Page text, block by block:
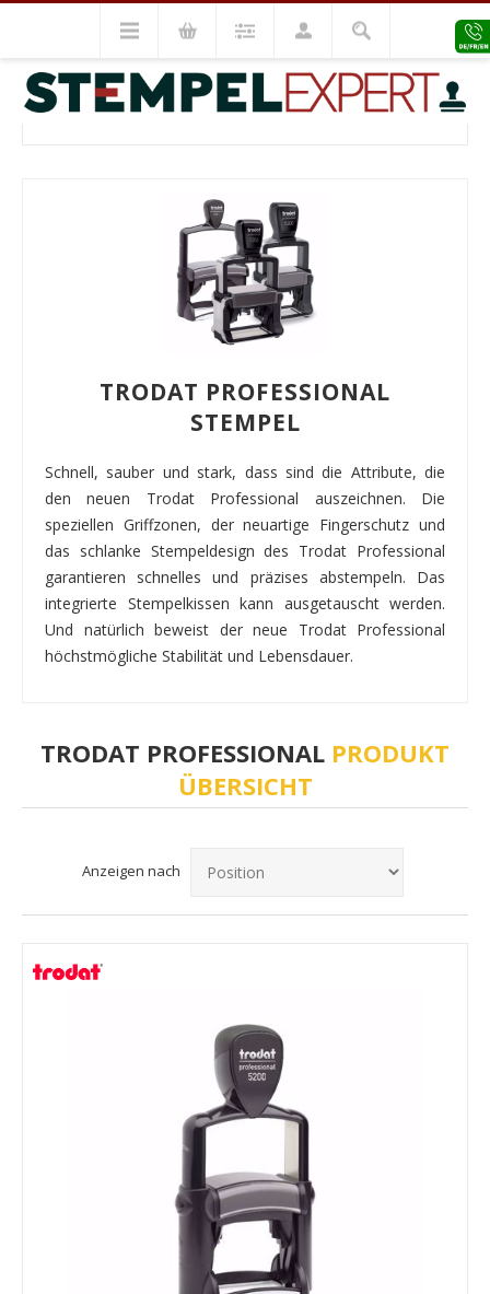
Trodat Stempel Trodat Professional
TRODAT PROFESSIONAL
TRODAT PROFESSIONAL
STEMPEL
Schnell, sauber und stark, dass sind die Attribute, die
den neuen Trodat Professional auszeichnen. Die
speziellen Griffzonen, der neuartige Fingerschutz und
das schlanke Stempeldesign des Trodat Professional
garantieren schnelles und präzises abstempeln. Das
integrierte Stempelkissen kann ausgetauscht werden.
Und natürlich beweist der neue Trodat Professional
höchstmögliche Stabilität und Lebensdauer.
TRODAT PROFESSIONAL PRODUKT
ÜBERSICHT
Anzeigen nach